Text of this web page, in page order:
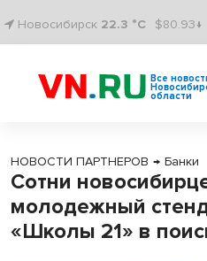
Новосибирск 22.3 °C $80.93↓
Все
области
НОВОСТИ ПАРТНЕРОВ → Банки
Сотни
молодежный
«Школы 21» в